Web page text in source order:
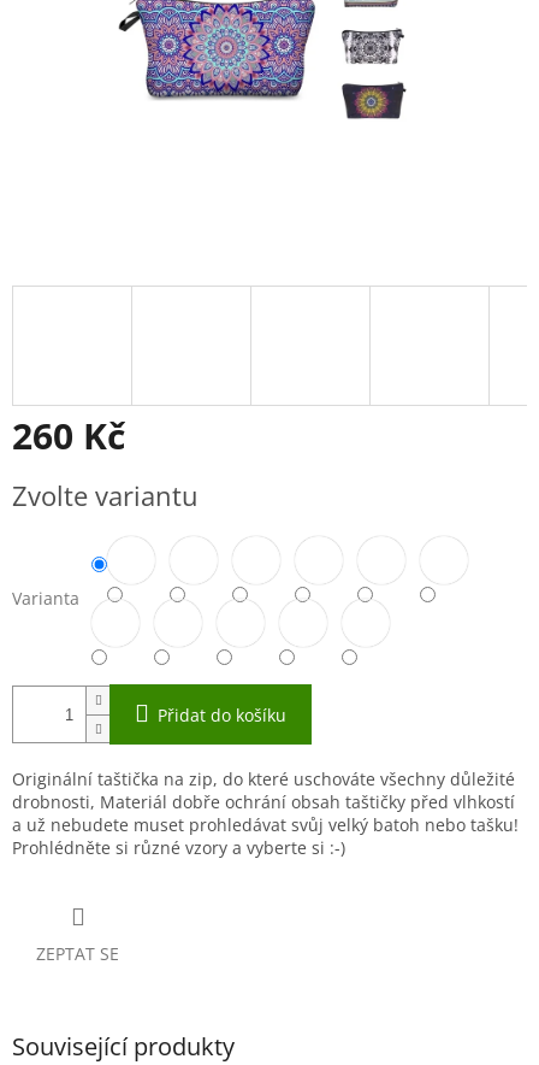
260 Kč
cena:
Zvolte variantu
Varianta
Přidat do košíku
Originální taštička na zip, do které uschováte všechny důležité
drobnosti, Materiál dobře ochrání obsah taštičky před vlhkostí
a už nebudete muset prohledávat svůj velký batoh nebo tašku!
Prohlédněte si různé vzory a vyberte si :-)
ZEPTAT SE
Související produkty